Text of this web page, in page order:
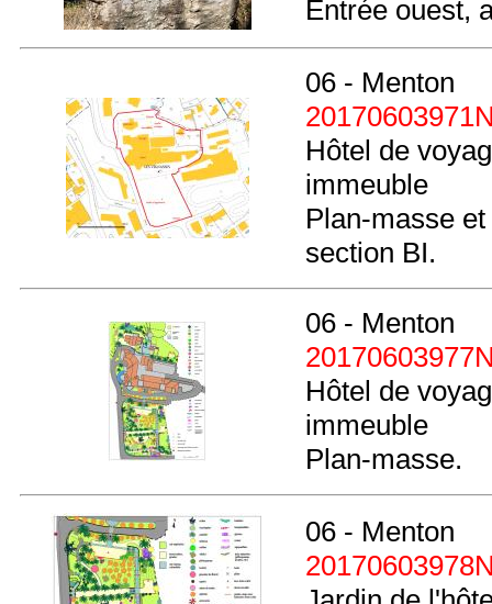
Entrée ouest,
06 - Menton
Hôtel de
immeuble
Plan-masse
section BI.
06 - Menton
Hôtel de
immeuble
Plan-masse.
06 - Menton